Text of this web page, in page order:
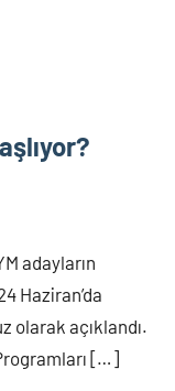
adayların
Haziran’da
olarak açıklandı.
[…]